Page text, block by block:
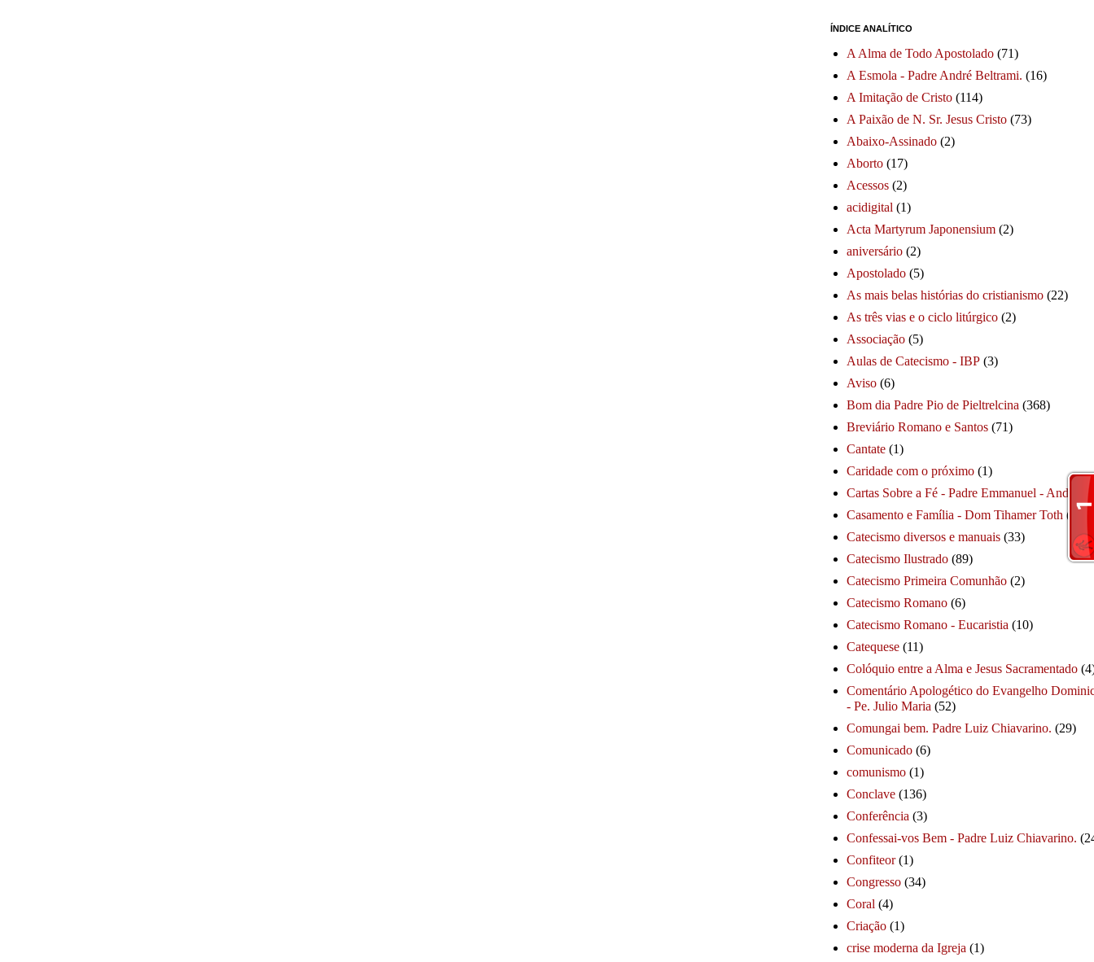
ÍNDICE ANALÍTICO
A Alma de Todo Apostolado (71)
A Esmola - Padre André Beltrami. (16)
A Imitação de Cristo (114)
A Paixão de N. Sr. Jesus Cristo (73)
Abaixo-Assinado (2)
Aborto (17)
Acessos (2)
acidigital (1)
Acta Martyrum Japonensium (2)
aniversário (2)
Apostolado (5)
As mais belas histórias do cristianismo (22)
As três vias e o ciclo litúrgico (2)
Associação (5)
Aulas de Catecismo - IBP (3)
Aviso (6)
Bom dia Padre Pio de Pieltrelcina (368)
Breviário Romano e Santos (71)
Cantate (1)
Caridade com o próximo (1)
Cartas Sobre a Fé - Padre Emmanuel - André
Casamento e Família - Dom Tihamer Toth (115)
Catecismo diversos e manuais (33)
Catecismo Ilustrado (89)
Catecismo Primeira Comunhão (2)
Catecismo Romano (6)
Catecismo Romano - Eucaristia (10)
Catequese (11)
Colóquio entre a Alma e Jesus Sacramentado
Comentário Apologético do Evangelho
- Pe. Julio Maria (52)
Comungai bem. Padre Luiz Chiavarino. (29)
Comunicado (6)
comunismo (1)
Conclave (136)
Conferência (3)
Confessai-vos Bem - Padre Luiz Chiavarino.
Confiteor (1)
Congresso (34)
Coral (4)
Criação (1)
crise moderna da Igreja (1)